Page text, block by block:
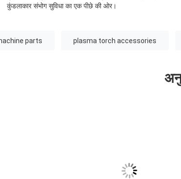
कुंडलाकार संभोग सुविधा का एक पीछे की ओर।
parts plasma torch accessories